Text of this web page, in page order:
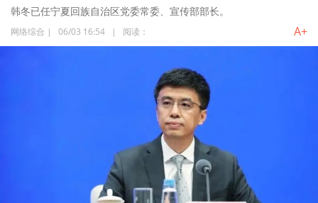
韩冬已任宁夏回族自治区党委常委、宣传部部长。
网络综合 | 06/03 16:54 | 阅读： A+